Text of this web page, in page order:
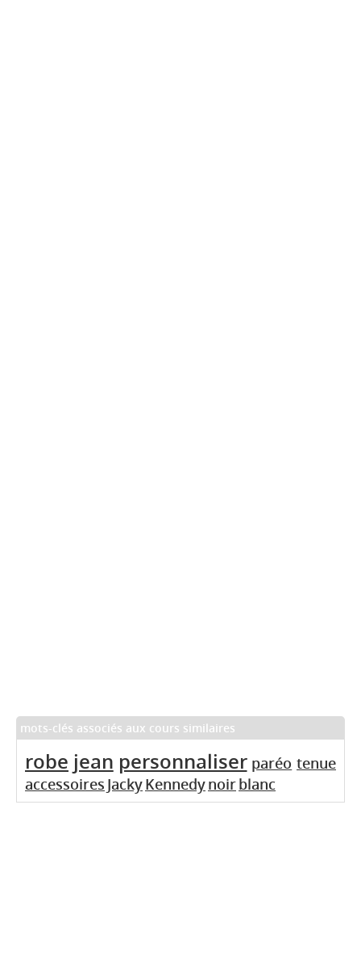
mots-clés associés aux cours similaires
robe jean personnaliser paréo tenue
accessoires JackyKennedynoirblanc